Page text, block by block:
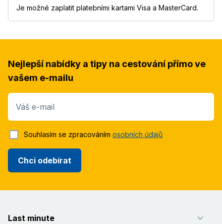
Je možné zaplatit platebními kartami Visa a MasterCard.
Nejlepší nabídky a tipy na cestování přímo ve
vašem e-mailu
Váš e-mail
Chci odebírat
Souhlasím se zpracováním osobních údajů
Last minute